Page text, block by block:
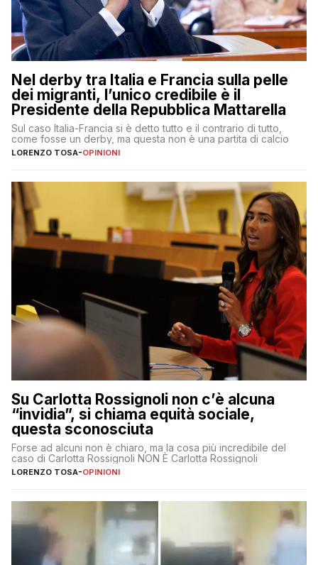
Nel derby tra Italia e Francia sulla pelle
dei migranti, l’unico credibile è il
Presidente della Repubblica Mattarella
Sul caso Italia-Francia si è detto tutto e il contrario di tutto,
come fosse un derby, ma questa non è una partita di calcio
LORENZO TOSA-OPINIONI
Su Carlotta Rossignoli non c’è alcuna
“invidia”, si chiama equità sociale,
questa sconosciuta
Forse ad alcuni non è chiaro, ma la cosa più incredibile del
caso di Carlotta Rossignoli NON È Carlotta Rossignoli
LORENZO TOSA-OPINIONI